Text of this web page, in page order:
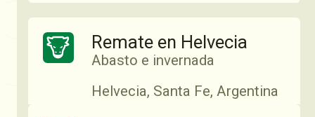
Remate en Helvecia
Abasto e invernada
Helvecia, Santa Fe, Argentina